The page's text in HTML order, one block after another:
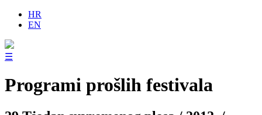
HR
EN
☰
Programi prošlih festivala